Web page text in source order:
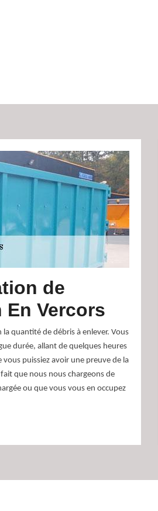
de
En Vercors
quantité de débris à enlever. Vous
durée, allant de quelques heures
puissiez avoir une preuve de la
que nous nous chargeons de
ou que vous vous en occupez